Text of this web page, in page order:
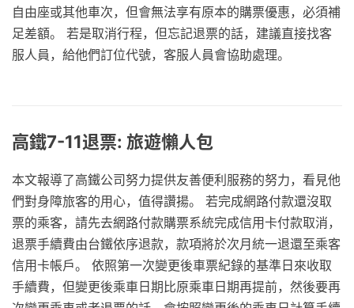
自由座或其他車次，但會無法享有原本的購票優惠，必須補
足差額。 若是取消行程，但忘記退票的話，建議直接找客
服人員，給他們訂位代號，客服人員會協助處理。
高鐵7-11退票: 旅遊懶人包
本文報導了高鐵公司努力提供友善便利服務的努力，看見他
們對身障旅客的用心，值得讚揚。 若完成網路付款還沒取
票的乘客，請先去網路付款購票系統完成信用卡付款取消，
退票手續費由台鐵依序退款，款項將於次月統一退還至乘客
信用卡帳戶。 依照第一次變更後車票紀錄的基準日來收取
手續費，但變更後乘車日期比原乘車日期再提前，然後要再